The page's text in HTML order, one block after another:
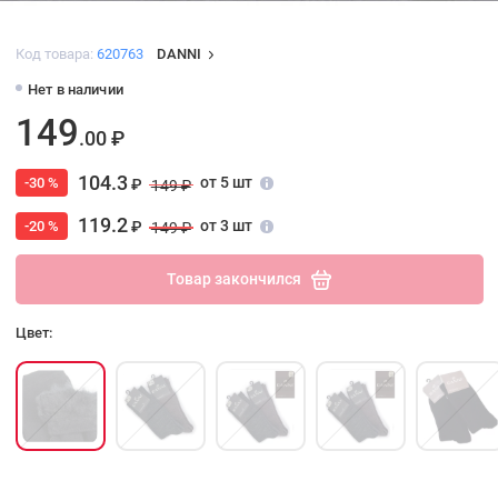
Код товара: 620763 DANNI
Нет в наличии
149.00 ₽
-30 % 104.3₽ 149 ₽ от 5 шт
-20 % 119.2₽ 149 ₽ от 3 шт
Товар закончился
Цвет: